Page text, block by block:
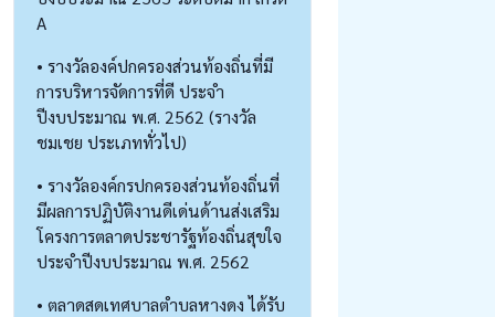
A
• รางวัลองค์ปกครองส่วนท้องถิ่นที่มี
การบริหารจัดการที่ดี ประจำ
ปีงบประมาณ พ.ศ. 2562 (รางวัล
ชมเชย ประเภททั่วไป)
• รางวัลองค์กรปกครองส่วนท้องถิ่นที่
มีผลการปฏิบัติงานดีเด่นด้านส่งเสริม
โครงการตลาดประชารัฐท้องถิ่นสุขใจ
ประจำปีงบประมาณ พ.ศ. 2562
• ตลาดสดเทศบาลตำบลหางดง ได้รับ